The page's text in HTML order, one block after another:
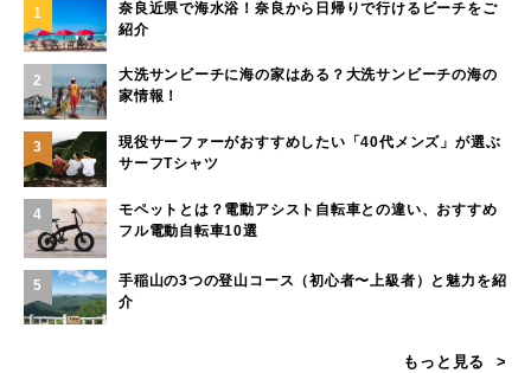
1
奈良近県で海水浴！奈良から日帰りで行けるビーチをご
紹介
2
大洗サンビーチに海の家はある？大洗サンビーチの海の
家情報！
3
現役サーファーがおすすめしたい「40代メンズ」が選ぶ
サーフTシャツ
4
モペットとは？電動アシスト自転車との違い、おすすめ
フル電動自転車10選
5
手稲山の3つの登山コース（初心者〜上級者）と魅力を紹
介
もっと見る